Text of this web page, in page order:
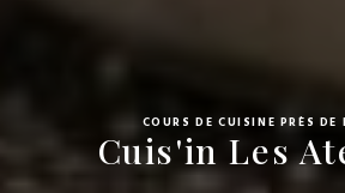
COURS DE CUISINE PRÈS DE
Cuis'in Les